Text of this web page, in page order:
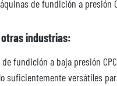
de fundición a presión
industrias:
fundición a baja presión
suficientemente versátiles